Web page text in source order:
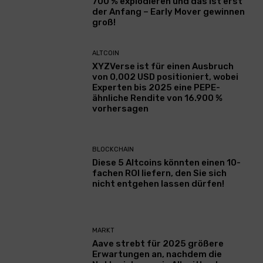
der Anfang – Early Mover gewinnen
groß!
ALTCOIN
XYZVerse ist für einen Ausbruch
von 0,002 USD positioniert, wobei
Experten bis 2025 eine PEPE-
ähnliche Rendite von 16.900 %
vorhersagen
BLOCKCHAIN
Diese 5 Altcoins könnten einen 10-
fachen ROI liefern, den Sie sich
nicht entgehen lassen dürfen!
MARKT
Aave strebt für 2025 größere
Erwartungen an, nachdem die